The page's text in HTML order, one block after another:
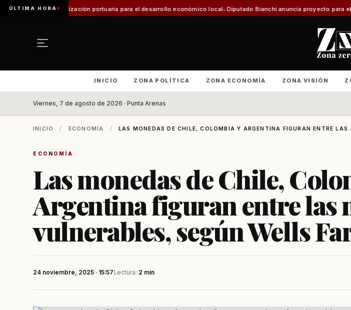
ÚLTIMA HORAportuaria para el desarrollo económico local Diputado Bianchi anuncia proyecto para eliminar el doble
INICIO ZONA POLÍTICA ZONA ECONOMÍA ZONA VISIÓN
Viernes, 7 de agosto de 2026 · Punta Arenas
INICIO / ECONOMÍA / LAS MONEDAS DE CHILE, COLOMBIA Y ARGENTINA FIGURAN ENTRE
ECONOMÍA
Las monedas de Chile,
Argentina figuran entre las
vulnerables, según Wells
24 noviembre, 2025 · 15:57 Lectura: 2 min